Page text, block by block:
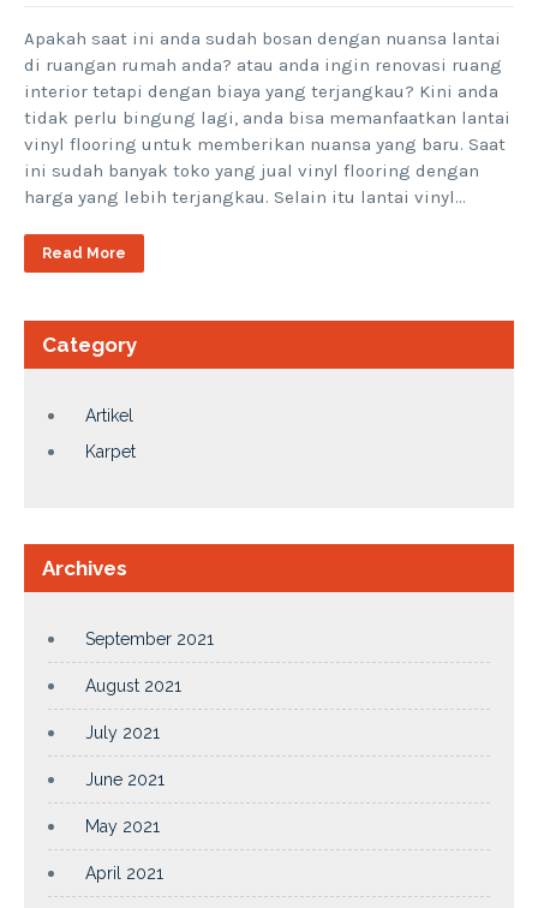
Apakah saat ini anda sudah bosan dengan nuansa lantai
di ruangan rumah anda? atau anda ingin renovasi ruang
interior tetapi dengan biaya yang terjangkau? Kini anda
tidak perlu bingung lagi, anda bisa memanfaatkan lantai
vinyl flooring untuk memberikan nuansa yang baru. Saat
ini sudah banyak toko yang jual vinyl flooring dengan
harga yang lebih terjangkau. Selain itu lantai vinyl…
Read More
Category
Artikel
Karpet
Archives
September 2021
August 2021
July 2021
June 2021
May 2021
April 2021